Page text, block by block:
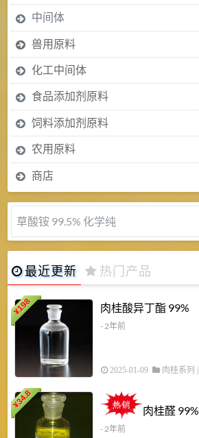
中间体
兽用原料
化工中间体
食品添加剂原料
饲料添加剂原料
农用原料
商店
草酸铵 99.5% 化学纯
最近更新 热门产品
¥
198 肉桂酸异丁酯 99%
- 2年前
2025-01-09 肉桂系列
¥
34.8
肉桂醛 99%
- 2年前